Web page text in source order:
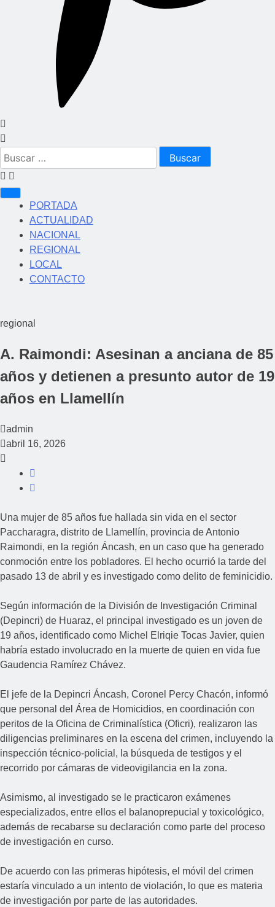
Buscar:
PORTADA
ACTUALIDAD
NACIONAL
REGIONAL
LOCAL
CONTACTO
regional
A. Raimondi: Asesinan a anciana de 85
años y detienen a presunto autor de 19
años en Llamellín
admin
abril 16, 2026
Una mujer de 85 años fue hallada sin vida en el sector
Paccharagra, distrito de Llamellín, provincia de Antonio
Raimondi, en la región Áncash, en un caso que ha generado
conmoción entre los pobladores. El hecho ocurrió la tarde del
pasado 13 de abril y es investigado como delito de feminicidio.
Según información de la División de Investigación Criminal
(Depincri) de Huaraz, el principal investigado es un joven de
19 años, identificado como Michel Elriqie Tocas Javier, quien
habría estado involucrado en la muerte de quien en vida fue
Gaudencia Ramírez Chávez.
El jefe de la Depincri Áncash, Coronel Percy Chacón, informó
que personal del Área de Homicidios, en coordinación con
peritos de la Oficina de Criminalística (Oficri), realizaron las
diligencias preliminares en la escena del crimen, incluyendo la
inspección técnico-policial, la búsqueda de testigos y el
recorrido por cámaras de videovigilancia en la zona.
Asimismo, al investigado se le practicaron exámenes
especializados, entre ellos el balanoprepucial y toxicológico,
además de recabarse su declaración como parte del proceso
de investigación en curso.
De acuerdo con las primeras hipótesis, el móvil del crimen
estaría vinculado a un intento de violación, lo que es materia
de investigación por parte de las autoridades.